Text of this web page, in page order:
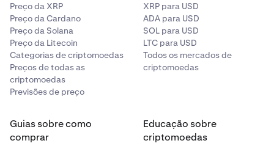
Preço da XRP
Preço da Cardano
Preço da Solana
Preço da Litecoin
Categorias de criptomoedas
Preços de todas as
criptomoedas
Previsões de preço
XRP para USD
ADA para USD
SOL para USD
LTC para USD
Todos os mercados de
criptomoedas
Guias sobre como
comprar
Educação sobre
criptomoedas